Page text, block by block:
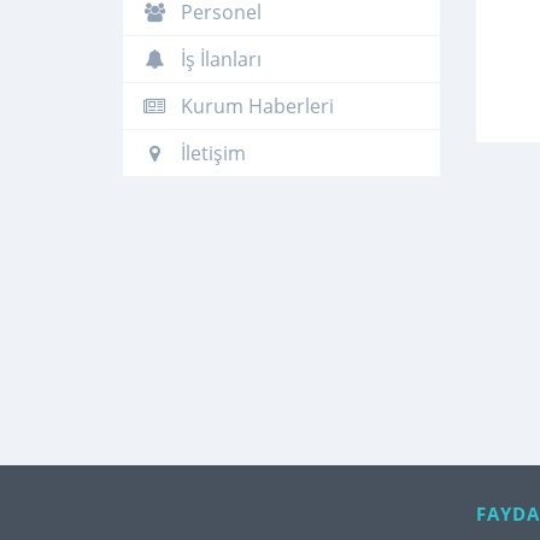
Personel
İş İlanları
Kurum Haberleri
İletişim